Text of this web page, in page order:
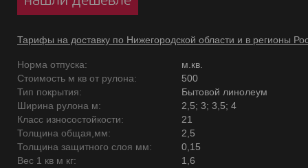
Тарифы на доставку по Нижегородской области и в регионы
Норма отпуска:
м.кв.
Стоимость м кв от рулона:
500
Тип покрытия:
Бытовой линолеум
Ширина рулона м:
2,5; 3; 3,5; 4
Класс износостойкости:
21
Толщина общая,мм:
2,5
Толщина защитного слоя мм:
0,15
Вес 1 кв м кг:
1,6